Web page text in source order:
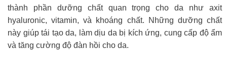
thành phần dưỡng chất quan trọng cho da như axit
hyaluronic, vitamin, và khoáng chất. Những dưỡng chất
này giúp tái tạo da, làm dịu da bị kích ứng, cung cấp độ ẩm
và tăng cường độ đàn hồi cho da.